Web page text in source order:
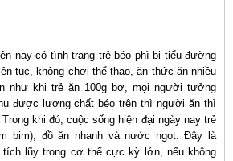
nay có tình trạng trẻ béo phì bị tiểu đường
tục, không chơi thể thao, ăn thức ăn nhiều
như khi trẻ ăn 100g bơ, mọi người tưởng
được lượng chất béo trên thì người ăn thì
khi đó, cuộc sống hiện đại ngày nay trẻ
bim), đồ ăn nhanh và nước ngọt. Đây là
lũy trong cơ thể cực kỳ lớn, nếu không